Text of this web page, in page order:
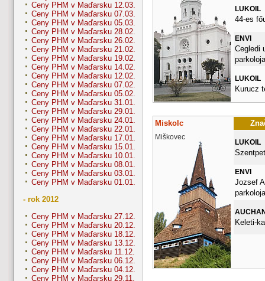
Ceny PHM v Maďarsku 12.03.
Ceny PHM v Maďarsku 07.03.
Ceny PHM v Maďarsku 05.03.
Ceny PHM v Maďarsku 28.02.
Ceny PHM v Maďarsku 26.02.
Ceny PHM v Maďarsku 21.02.
Ceny PHM v Maďarsku 19.02.
Ceny PHM v Maďarsku 14.02.
Ceny PHM v Maďarsku 12.02.
Ceny PHM v Maďarsku 07.02.
Ceny PHM v Maďarsku 05.02.
Ceny PHM v Maďarsku 31.01.
Ceny PHM v Maďarsku 29.01.
Ceny PHM v Maďarsku 24.01.
Ceny PHM v Maďarsku 22.01.
Ceny PHM v Maďarsku 17.01.
Ceny PHM v Maďarsku 15.01.
Ceny PHM v Maďarsku 10.01.
Ceny PHM v Maďarsku 08.01.
Ceny PHM v Maďarsku 03.01.
Ceny PHM v Maďarsku 01.01.
- rok 2012
Ceny PHM v Maďarsku 27.12.
Ceny PHM v Maďarsku 20.12.
Ceny PHM v Maďarsku 18.12.
Ceny PHM v Maďarsku 13.12.
Ceny PHM v Maďarsku 11.12.
Ceny PHM v Maďarsku 06.12.
Ceny PHM v Maďarsku 04.12.
Ceny PHM v Maďarsku 29.11.
LUKOIL
44-es
ENVI
Cegledi
LUKOIL
Kurucz
Miskolc
Miškovec
LUKOIL
ENVI
Jozsef
Keleti-